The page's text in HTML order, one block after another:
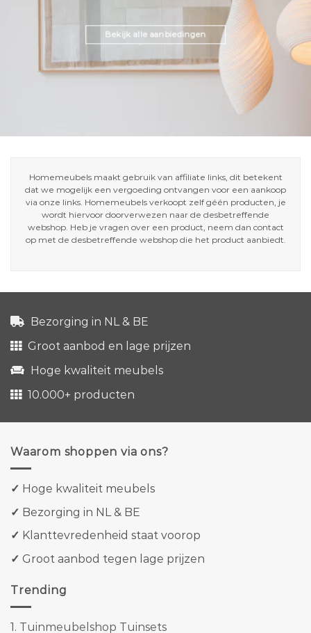
Bekijk alle aanbiedingen
Homemeubels maakt gebruik van affiliate links, dit betekent
dat we mogelijk een vergoeding ontvangen voor een aankoop
via onze links. Homemeubels verkoopt zelf géén producten, je
wordt hiervoor doorverwezen naar de desbetreffende
webshop. Heb je vragen over een product, neem dan contact
op met de desbetreffende webshop die het product aanbiedt.
Bezorging in NL & BE
Groot aanbod en lage prijzen
Hoge kwaliteit meubels
10.000+ producten
Waarom shoppen via ons?
✓ Hoge kwaliteit meubels
✓ Bezorging in NL & BE
✓ Klanttevredenheid staat voorop
✓ Groot aanbod tegen lage prijzen
Trending
1. Tuinmeubelshop Tuinsets